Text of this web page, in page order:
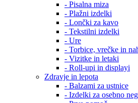
- Pisalna miza
- Plažni izdelki
- Lončki za kavo
- Tekstilni izdelki
- Ure
- Torbice, vrečke in
- Vizitke in letaki
- Roll-upi in displayi
Zdravje in lepota
- Balzami za ustnice
- Izdelki za osebno